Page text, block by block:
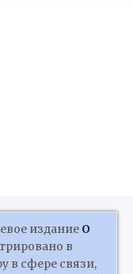
издание О
в
в сфере связи,